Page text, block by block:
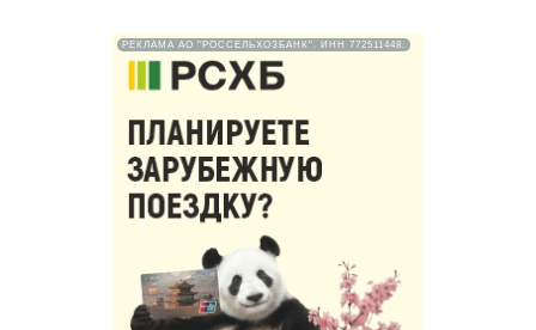
РЕКЛАМА АО "РОССЕЛЬХОЗБАНК". ИНН 772511448.